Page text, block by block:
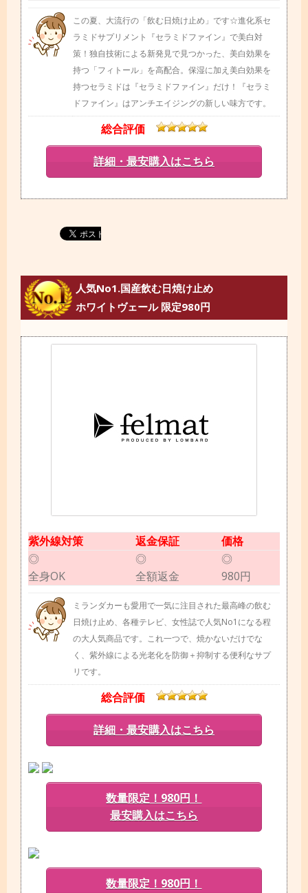
この夏、大流行の「飲む日焼け止め」です☆進化系セ
ラミドサプリメント『セラミドファイン』で美白対
策！独自技術による新発見で見つかった、美白効果を
持つ「フィトール」を高配合。保湿に加え美白効果を
持つセラミドは『セラミドファイン』だけ！『セラミ
ドファイン』はアンチエイジングの新しい味方です。
総合評価
詳細・最安購入はこちら
人気No1.国産飲む日焼け止め
ホワイトヴェール 限定980円
紫外線対策 返金保証
価格
◎
全身OK
◎
全額返金
◎
980円
ミランダカーも愛用で一気に注目された最高峰の飲む
日焼け止め、各種テレビ、女性誌で人気No1になる程
の大人気商品です。これ一つで、焼かないだけでな
く、紫外線による光老化を防御＋抑制する便利なサプ
リです。
総合評価
詳細・最安購入はこちら
数量限定！980円！
最安購入はこちら
数量限定！980円！